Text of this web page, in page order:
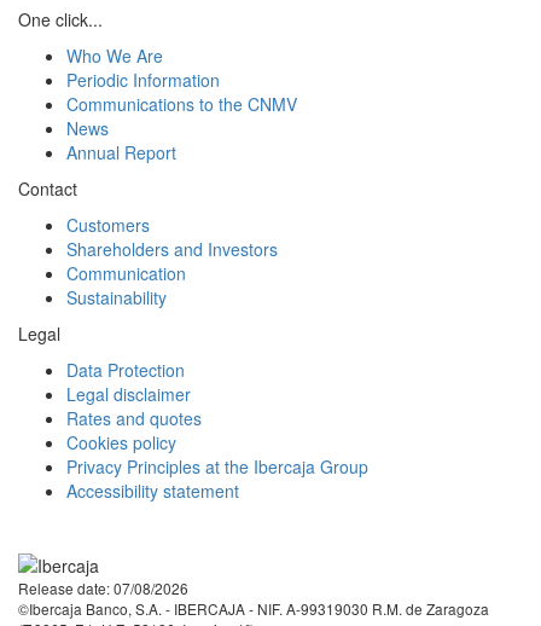
One click...
Who We Are
Periodic Information
Communications to the CNMV
News
Annual Report
Contact
Customers
Shareholders and Investors
Communication
Sustainability
Legal
Data Protection
Legal disclaimer
Rates and quotes
Cookies policy
Privacy Principles at the Ibercaja Group
Accessibility statement
Release date: 07/08/2026
©Ibercaja Banco, S.A. - IBERCAJA - NIF. A-99319030 R.M. de Zaragoza